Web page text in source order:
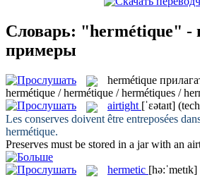
Словарь: "hermétique" -
примеры
hermétique
hermétique / hermétique / hermétiques /
airtight [ˈɛətaɪt]
Les conserves doivent être entreposées
hermétique.
Preserves must be stored in a jar with an
hermetic [hə:ˈmetɪk]